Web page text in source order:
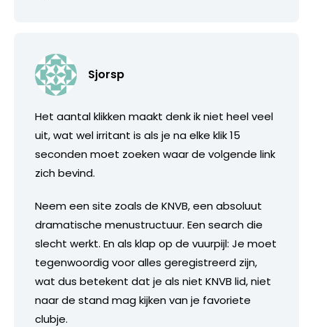
Sjorsp
Het aantal klikken maakt denk ik niet heel veel
uit, wat wel irritant is als je na elke klik 15
seconden moet zoeken waar de volgende link
zich bevind.
Neem een site zoals de KNVB, een absoluut
dramatische menustructuur. Een search die
slecht werkt. En als klap op de vuurpijl: Je moet
tegenwoordig voor alles geregistreerd zijn,
wat dus betekent dat je als niet KNVB lid, niet
naar de stand mag kijken van je favoriete
clubje.